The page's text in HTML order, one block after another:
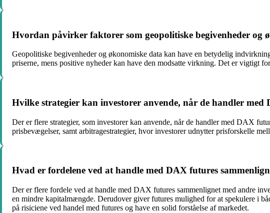
Hvordan påvirker faktorer som geopolitiske begivenheder og
Geopolitiske begivenheder og økonomiske data kan have en betydelig
priserne, mens positive nyheder kan have den modsatte virkning. Det er vigtigt
Hvilke strategier kan investorer anvende, når de handler med
Der er flere strategier, som investorer kan anvende, når de handler med DAX
prisbevægelser, samt arbitragestrategier, hvor investorer udnytter prisforskelle
Hvad er fordelene ved at handle med DAX futures
Der er flere fordele ved at handle med DAX futures sammenlignet med andre
en mindre kapitalmængde. Derudover giver futures mulighed for at spekulere i
på risiciene ved handel med futures og have en solid forståelse af markedet.